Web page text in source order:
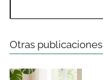
Otras publicaciones